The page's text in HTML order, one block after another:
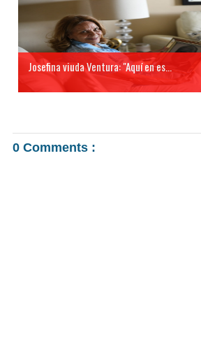
Josefina viuda Ventura: "Aquí en es...
0 Comments :